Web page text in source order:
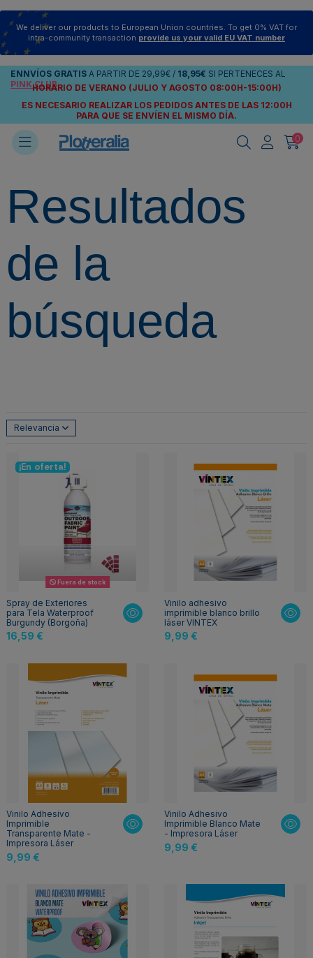
We deliver our products to European Union countries. To get 0% VAT for
intra-community transaction provide us your valid EU VAT number
ENNVÍOS GRATIS A PARTIR DE 29,99€ / 18,95€ SI PERTENECES AL
PINK CLUB
HORARIO DE VERANO (JULIO Y AGOSTO 08:00H-15:00H)
ES NECESARIO REALIZAR LOS PEDIDOS ANTES DE LAS 12:00H
PARA QUE SE ENVÍEN EL MISMO DÍA.
0
Resultados
de la
búsqueda
Relevancia
¡En oferta!
Fuera de stock
Spray de Exteriores
para Tela Waterproof
Burgundy (Borgoña)
16,59 €
Vinilo adhesivo
imprimible blanco brillo
láser VINTEX
9,99 €
Vinilo Adhesivo
Imprimible
Transparente Mate -
Impresora Láser
9,99 €
Vinilo Adhesivo
Imprimible Blanco Mate
- Impresora Láser
9,99 €